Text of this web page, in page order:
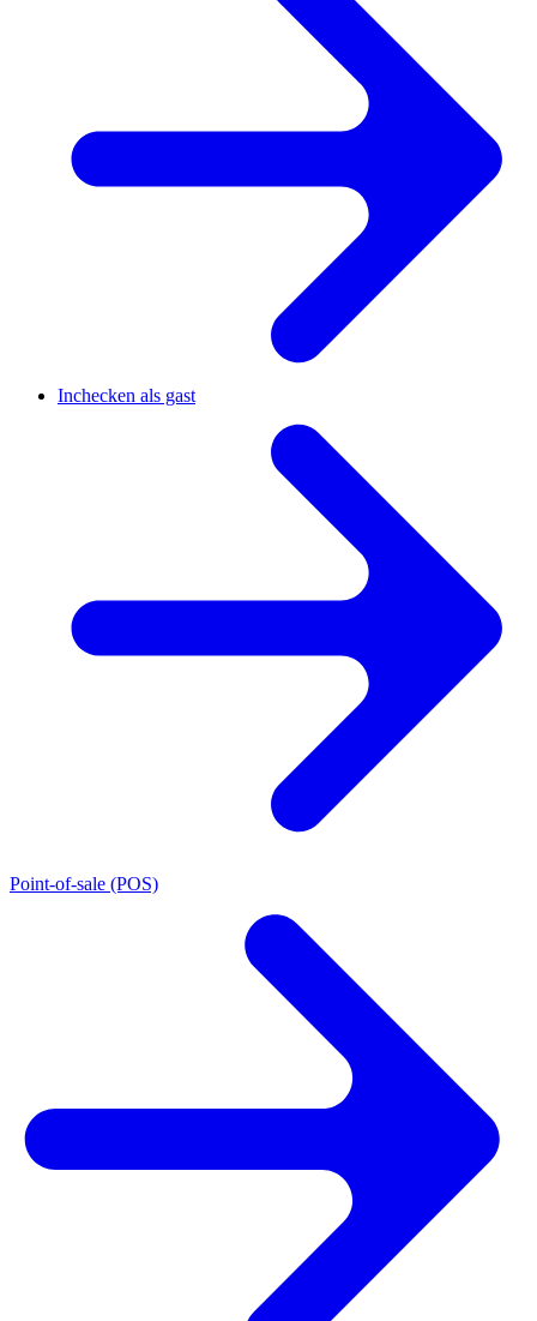
Inchecken als gast
Point-of-sale (POS)